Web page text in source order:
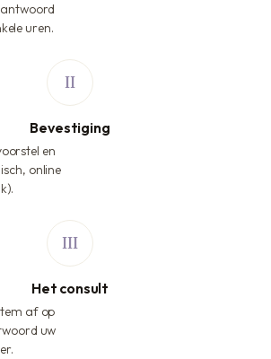
uren.
Bevestiging
en
online
Het consult
af op
uw